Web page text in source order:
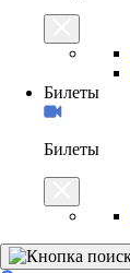
Билеты
Билеты